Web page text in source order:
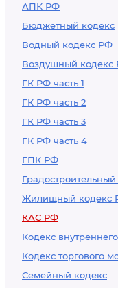
АПК РФ
Бюджетный кодекс
Водный кодекс РФ
Воздушный кодекс
ГК РФ часть 1
ГК РФ часть 2
ГК РФ часть 3
ГК РФ часть 4
ГПК РФ
Жилищный кодекс
КАС РФ
Кодекс
Кодекс торгового
Семейный кодекс